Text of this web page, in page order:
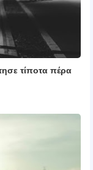
τίποτα πέρα